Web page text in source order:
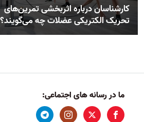
کارشناسان درباره اثربخشی تمرین‌های
تحریک الکتریکی عضلات چه می‌گویند؟
ما در رسانه های اجتماعی: